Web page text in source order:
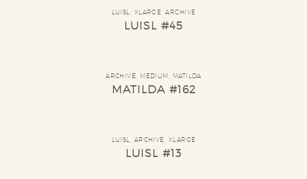
LUISL XLARGE ,ARCHIVE
LUISL #45
ARCHIVE MEDIUM MATILDA
MATILDA #162
LUISL ARCHIVE XLARGE
LUISL #13